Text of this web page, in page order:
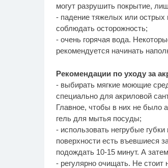
могут разрушить покрытие,
- падение тяжелых или острых
соблюдать осторожность;
- очень горячая вода.
рекомендуется начинать
Рекомендации по уходу за
- выбирать мягкие моющие
специально для акриловой
Главное, чтобы в них не было
гель для мытья посуды;
- использовать негрубые
поверхности есть въевшиеся
подождать 10-15 минут. А
- регулярно очищать. Не стоит